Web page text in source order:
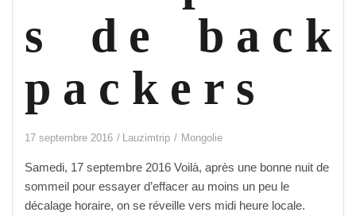
s d e b a c k
p a c k e r s
17 septembre 2016 Lauzimtrip Mongolie
Samedi, 17 septembre 2016 Voilà, après une bonne nuit de
sommeil pour essayer d’effacer au moins un peu le
décalage horaire, on se réveille vers midi heure locale.